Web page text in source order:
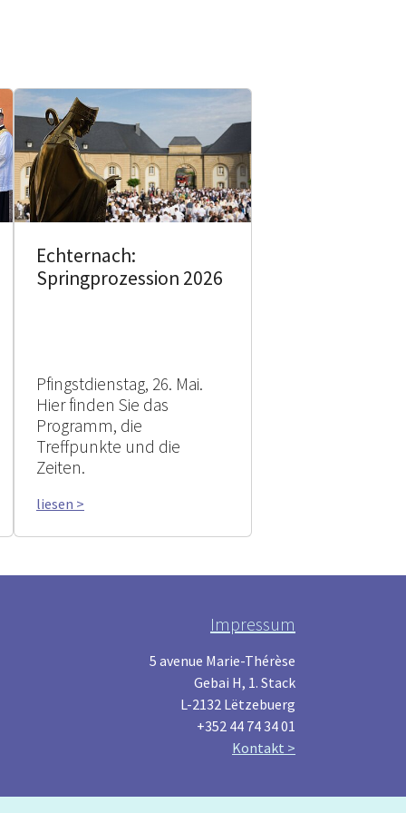
Echternach:
Springprozession 2026
Pfingstdienstag, 26. Mai.
Hier finden Sie das
Programm, die
Treffpunkte und die
Zeiten.
liesen >
Impressum
5 avenue Marie-Thérèse
Gebai H, 1. Stack
L-2132 Lëtzebuerg
+352 44 74 34 01
Kontakt >